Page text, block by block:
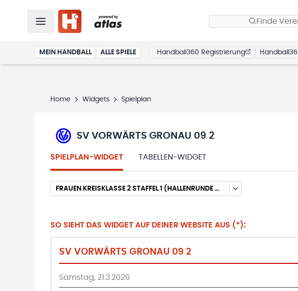
Finde
MEIN HANDBALL ALLE SPIELE Handball360 Registrierung
Home Widgets Spielplan
SV VORWÄRTS GRONAU 09 2
SPIELPLAN-WIDGET TABELLEN-WIDGET
FRAUEN KREISKLASSE 2 STAFFEL 1 (HALLENRUNDE 2025/2026)
SO SIEHT DAS WIDGET AUF DEINER WEBSITE AUS (*):
SV VORWÄRTS GRONAU 09 2
Samstag, 21.3.2026